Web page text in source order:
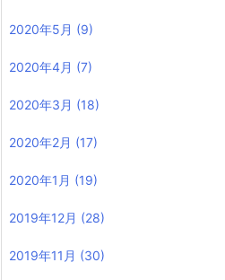
2020年5月 (9)
2020年4月 (7)
2020年3月 (18)
2020年2月 (17)
2020年1月 (19)
2019年12月 (28)
2019年11月 (30)